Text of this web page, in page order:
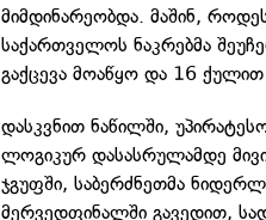
მიმდინარეობდა. მაშინ,
საქართველოს ნაკრებმა
გაქცევა მოაწყო და 16
დასკვნით ნაწილში,
ლოგიკურ დასასრულამდე
ჯგუფში, საბერძნეთმა
მერვედფინალში გავედით,